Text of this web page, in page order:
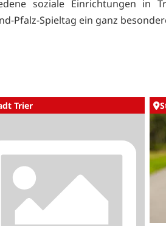
soziale Einrichtungen in
Pfalz-Spieltag ein ganz
Trier